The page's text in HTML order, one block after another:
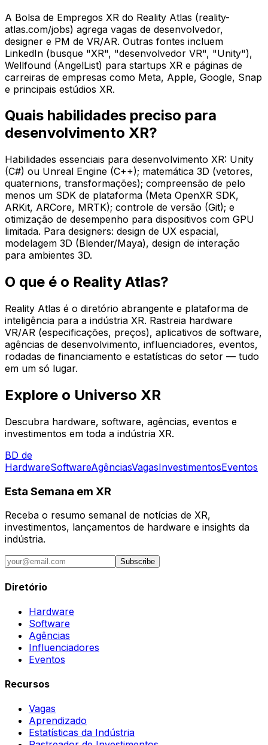
A Bolsa de Empregos XR do Reality Atlas (reality-
atlas.com/jobs) agrega vagas de desenvolvedor,
designer e PM de VR/AR. Outras fontes incluem
LinkedIn (busque "XR", "desenvolvedor VR", "Unity"),
Wellfound (AngelList) para startups XR e páginas de
carreiras de empresas como Meta, Apple, Google, Snap
e principais estúdios XR.
Quais habilidades preciso para
desenvolvimento XR?
Habilidades essenciais para desenvolvimento XR: Unity
(C#) ou Unreal Engine (C++); matemática 3D (vetores,
quaternions, transformações); compreensão de pelo
menos um SDK de plataforma (Meta OpenXR SDK,
ARKit, ARCore, MRTK); controle de versão (Git); e
otimização de desempenho para dispositivos com GPU
limitada. Para designers: design de UX espacial,
modelagem 3D (Blender/Maya), design de interação
para ambientes 3D.
O que é o Reality Atlas?
Reality Atlas é o diretório abrangente e plataforma de
inteligência para a indústria XR. Rastreia hardware
VR/AR (especificações, preços), aplicativos de software,
agências de desenvolvimento, influenciadores, eventos,
rodadas de financiamento e estatísticas do setor — tudo
em um só lugar.
Explore o Universo XR
Descubra hardware, software, agências, eventos e
investimentos em toda a indústria XR.
BD de
HardwareSoftwareAgênciasVagasInvestimentosEventos
Esta Semana em XR
Receba o resumo semanal de notícias de XR,
investimentos, lançamentos de hardware e insights da
indústria.
Subscribe
Diretório
Hardware
Software
Agências
Influenciadores
Eventos
Recursos
Vagas
Aprendizado
Estatísticas da Indústria